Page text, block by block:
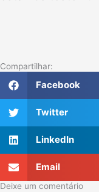
Compartilhar:
Facebook
Twitter
LinkedIn
Email
Deixe um comentário